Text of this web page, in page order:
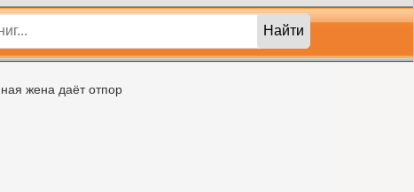
Найти
жена даёт отпор